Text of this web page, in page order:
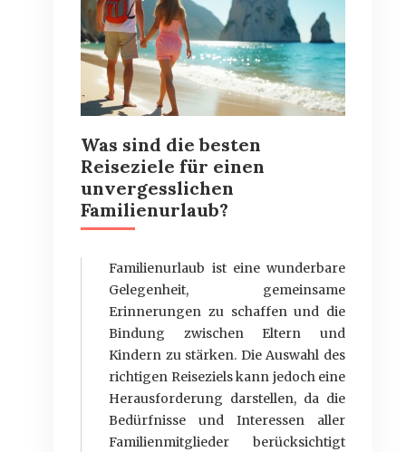
Was sind die besten
Reiseziele für einen
unvergesslichen
Familienurlaub?
Familienurlaub ist eine wunderbare
Gelegenheit, gemeinsame
Erinnerungen zu schaffen und die
Bindung zwischen Eltern und
Kindern zu stärken. Die Auswahl des
richtigen Reiseziels kann jedoch eine
Herausforderung darstellen, da die
Bedürfnisse und Interessen aller
Familienmitglieder berücksichtigt